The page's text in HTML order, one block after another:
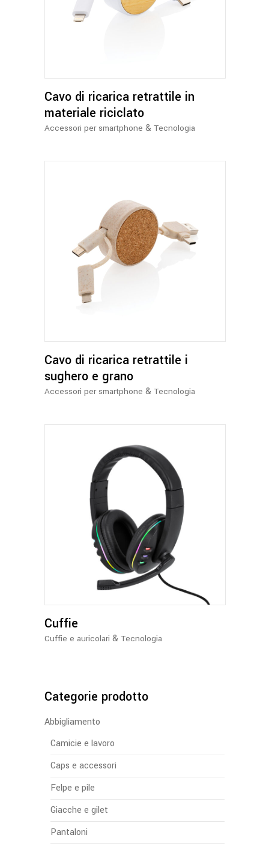
Cavo di ricarica retrattile in
materiale riciclato
Accessori per smartphone & Tecnologia
Cavo di ricarica retrattile i
sughero e grano
Accessori per smartphone & Tecnologia
Cuffie
Cuffie e auricolari & Tecnologia
Categorie prodotto
Abbigliamento
Camicie e lavoro
Caps e accessori
Felpe e pile
Giacche e gilet
Pantaloni